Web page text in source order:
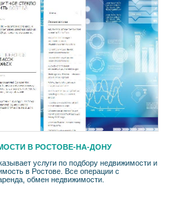
В РОСТОВЕ-НА-ДОНУ
услуги по подбору недвижимости и
в Ростове. Все операции с
обмен недвижимости.